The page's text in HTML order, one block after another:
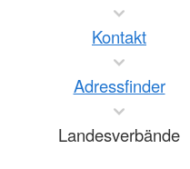
Kontakt
Adressfinder
Landesverbände